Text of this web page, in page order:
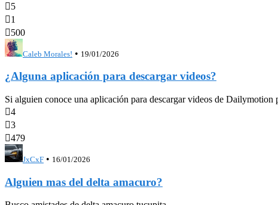
5
1
500
Caleb Morales! • 19/01/2026
¿Alguna aplicación para descargar videos?
Si alguien conoce una aplicación para descargar videos de
4
3
479
JxCxF • 16/01/2026
Alguien mas del delta amacuro?